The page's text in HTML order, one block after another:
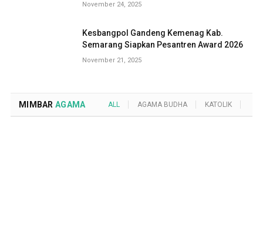
November 24, 2025
Kesbangpol Gandeng Kemenag Kab.
Semarang Siapkan Pesantren Award 2026
November 21, 2025
MIMBAR AGAMA ALL AGAMA BUDHA KATOLIK